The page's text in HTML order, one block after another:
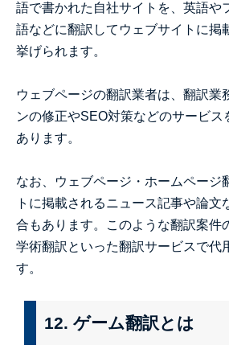
語で書かれた自社サイトを、英語や
語などに翻訳してウェブサイトに掲
挙げられます。
ウェブページの翻訳業者は、翻訳業
ンの修正やSEO対策などのサービス
あります。
なお、ウェブページ・ホームページ
トに掲載されるニュース記事や論文
合もあります。このような翻訳案件
学術翻訳といった翻訳サービスで代
す。
12. ゲーム翻訳とは